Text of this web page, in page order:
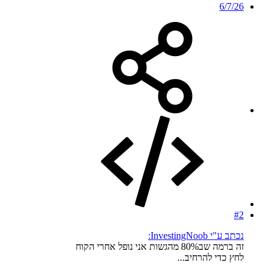
6/7/26
#2
נכתב ע"י InvestingNoob:
זה ברמה שב80% מהגשות אני נופל אחרי הקוח
לחץ כדי להרחיב...